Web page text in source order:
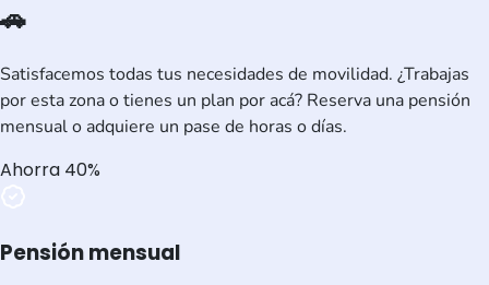
🚗
Satisfacemos todas tus necesidades de movilidad. ¿Trabajas
por esta zona o tienes un plan por acá? Reserva una pensión
mensual o adquiere un pase de horas o días.
Ahorra 40%
Pensión mensual